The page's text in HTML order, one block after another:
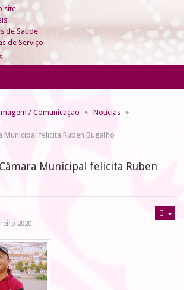
site
de Saúde
de Serviço
/ Comunicação
Notícias
Municipal felicita Ruben Bugalho
Municipal felicita Ruben
2020